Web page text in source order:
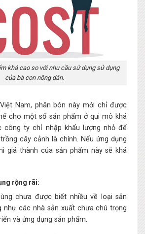
khá cao so với nhu cầu sử dụng sử dụng
của bà con nông dân.
Nam, phân bón này mới chỉ được
cho một số sản phẩm ở qui mô khá
công ty chỉ nhập khẩu lượng nhỏ để
cây cảnh là chính. Nếu ứng dụng
giá thành của sản phẩm này sẽ khá
rộng rãi:
chưa được biết nhiều về loại sản
như các nhà sản xuất chưa chú trọng
và ứng dụng sản phẩm.